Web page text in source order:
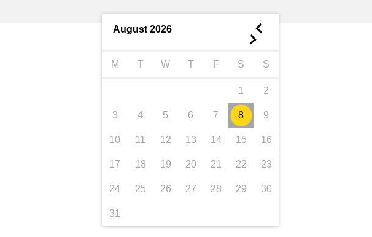
знаннями
August 2026 ◄
►
M T W T F S S
1 2
3 4 5 6 7 8 9
10 11 12 13 14 15 16
17 18 19 20 21 22 23
24 25 26 27 28 29 30
31